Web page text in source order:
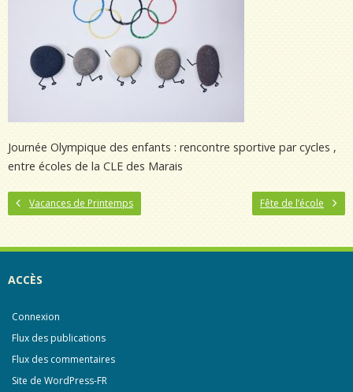
Journée Olympique des enfants : rencontre sportive par cycles ,
entre écoles de la CLE des Marais
Vacances de Printemps Fête de l’école
ACCÈS
Connexion
Flux des publications
Flux des commentaires
Site de WordPress-FR